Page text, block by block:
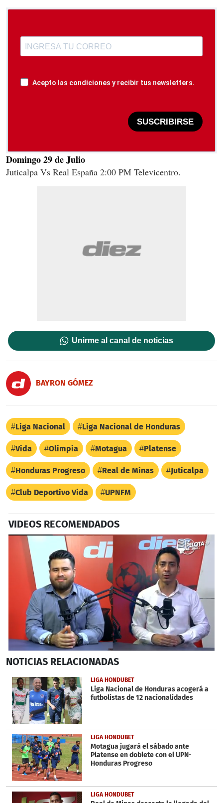
Acepto las condiciones y recibir tus newsletters.
SUSCRIBIRSE
Domingo 29 de Julio
Juticalpa Vs Real España 2:00 PM Televicentro.
Unirme al canal de noticias
BAYRON GÓMEZ
Liga Nacional Liga Nacional de Honduras
Vida Olimpia Motagua Platense
Honduras Progreso Real de Minas Juticalpa
Club Deportivo Vida UPNFM
VIDEOS RECOMENDADOS
seconds
13
minutes,
54
seconds
NOTICIAS RELACIONADAS
LIGA HONDUBET
Liga Nacional de Honduras acogerá a
futbolistas de 12 nacionalidades
LIGA HONDUBET
Motagua jugará el sábado ante
Platense en doblete con el UPN-
Honduras Progreso
LIGA HONDUBET